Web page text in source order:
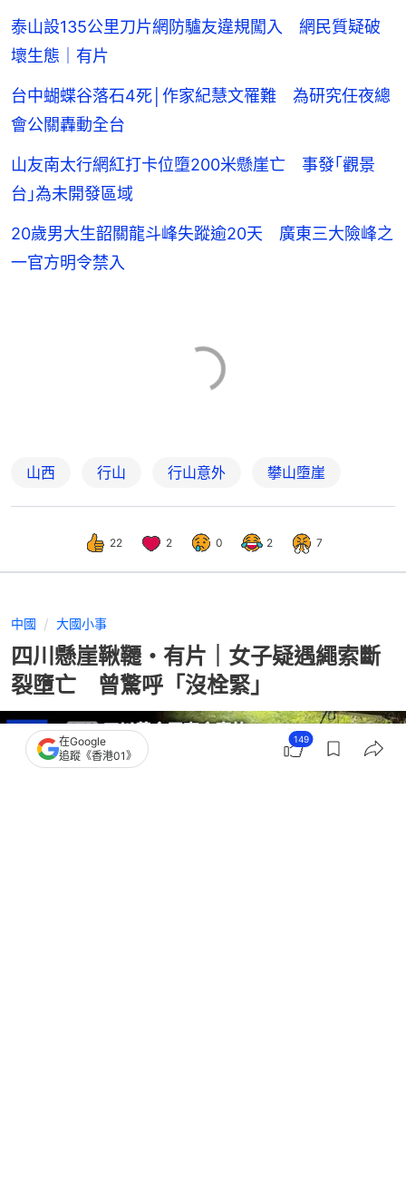
泰山設135公里刀片網防驢友違規闖入 網民質疑破
壞生態｜有片
台中蝴蝶谷落石4死│作家紀慧文罹難 為研究任夜總
會公關轟動全台
山友南太行網紅打卡位墮200米懸崖亡 事發｢觀景
台｣為未開發區域
20歲男大生韶關龍斗峰失蹤逾20天 廣東三大險峰之
一官方明令禁入
山西 行山 行山意外 攀山墮崖
22 2 0 2 7
中國 大國小事
四川懸崖鞦韆・有片｜女子疑遇繩索斷
裂墮亡 曾驚呼「沒栓緊」
在Google
追蹤《香港01》
149